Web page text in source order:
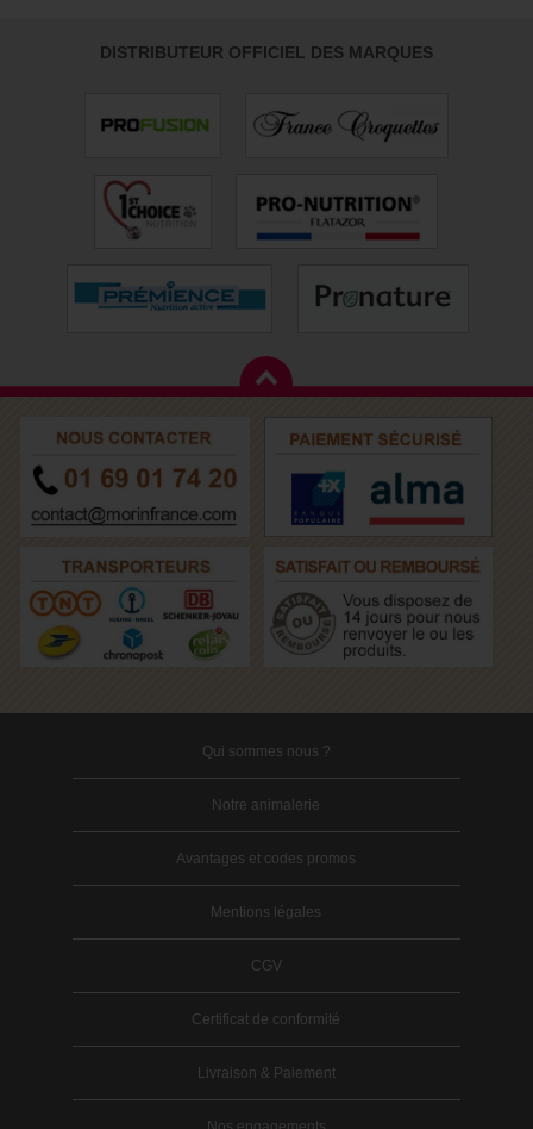
DISTRIBUTEUR OFFICIEL DES MARQUES
Qui sommes nous ?
Notre animalerie
Avantages et codes promos
Mentions légales
CGV
Certificat de conformité
Livraison & Paiement